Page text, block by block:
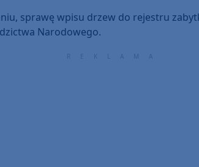
sprawę wpisu drzew do rejestru
Narodowego.